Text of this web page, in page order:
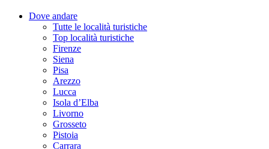
Dove andare
Tutte le località turistiche
Top località turistiche
Firenze
Siena
Pisa
Arezzo
Lucca
Isola d’Elba
Livorno
Grosseto
Pistoia
Carrara